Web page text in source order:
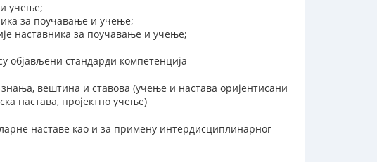
учење;
за поучавање и учење;
наставника за поучавање и учење;
објављени стандарди компетенција
вештина и ставова (учење и настава оријентисани
настава, пројектно учење)
наставе као и за примену интердисциплинарног